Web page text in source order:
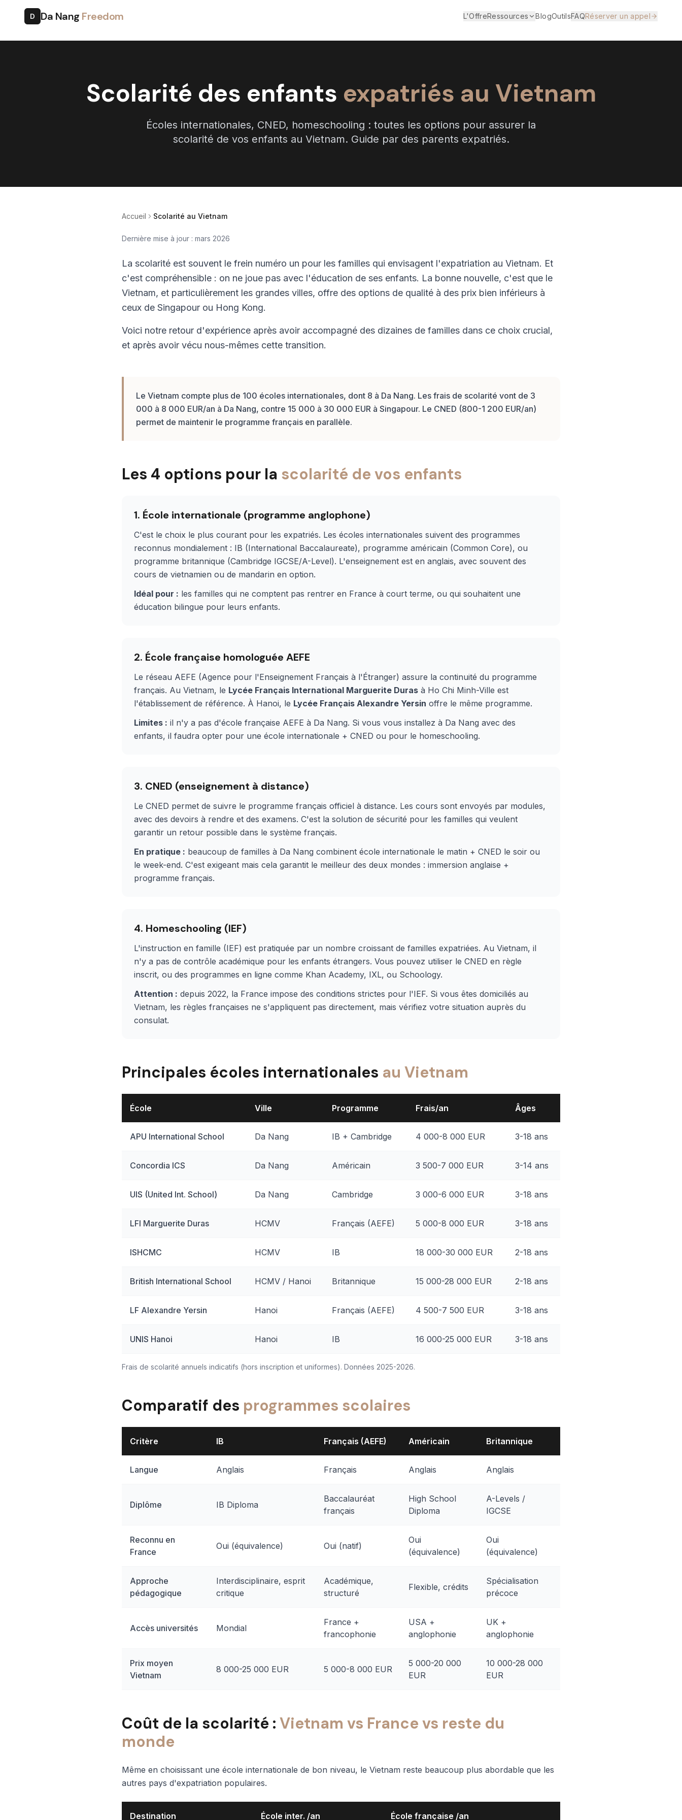
D Da Nang Freedom L'OffreRessources BlogOutilsFAQRéserver un appel
Scolarité des enfants expatriés au Vietnam
Écoles internationales, CNED, homeschooling : toutes les options pour assurer la
scolarité de vos enfants au Vietnam. Guide par des parents expatriés.
Accueil Scolarité au Vietnam
Dernière mise à jour : mars 2026
La scolarité est souvent le frein numéro un pour les familles qui envisagent l'expatriation au Vietnam. Et
c'est compréhensible : on ne joue pas avec l'éducation de ses enfants. La bonne nouvelle, c'est que le
Vietnam, et particulièrement les grandes villes, offre des options de qualité à des prix bien inférieurs à
ceux de Singapour ou Hong Kong.
Voici notre retour d'expérience après avoir accompagné des dizaines de familles dans ce choix crucial,
et après avoir vécu nous-mêmes cette transition.
Le Vietnam compte plus de 100 écoles internationales, dont 8 à Da Nang. Les frais de scolarité vont de 3
000 à 8 000 EUR/an à Da Nang, contre 15 000 à 30 000 EUR à Singapour. Le CNED (800-1 200 EUR/an)
permet de maintenir le programme français en parallèle.
Les 4 options pour la scolarité de vos enfants
1. École internationale (programme anglophone)
C'est le choix le plus courant pour les expatriés. Les écoles internationales suivent des programmes
reconnus mondialement : IB (International Baccalaureate), programme américain (Common Core), ou
programme britannique (Cambridge IGCSE/A-Level). L'enseignement est en anglais, avec souvent des
cours de vietnamien ou de mandarin en option.
Idéal pour : les familles qui ne comptent pas rentrer en France à court terme, ou qui souhaitent une
éducation bilingue pour leurs enfants.
2. École française homologuée AEFE
Le réseau AEFE (Agence pour l'Enseignement Français à l'Étranger) assure la continuité du programme
français. Au Vietnam, le Lycée Français International Marguerite Duras à Ho Chi Minh-Ville est
l'établissement de référence. À Hanoi, le Lycée Français Alexandre Yersin offre le même programme.
Limites : il n'y a pas d'école française AEFE à Da Nang. Si vous vous installez à Da Nang avec des
enfants, il faudra opter pour une école internationale + CNED ou pour le homeschooling.
3. CNED (enseignement à distance)
Le CNED permet de suivre le programme français officiel à distance. Les cours sont envoyés par modules,
avec des devoirs à rendre et des examens. C'est la solution de sécurité pour les familles qui veulent
garantir un retour possible dans le système français.
En pratique : beaucoup de familles à Da Nang combinent école internationale le matin + CNED le soir ou
le week-end. C'est exigeant mais cela garantit le meilleur des deux mondes : immersion anglaise +
programme français.
4. Homeschooling (IEF)
L'instruction en famille (IEF) est pratiquée par un nombre croissant de familles expatriées. Au Vietnam, il
n'y a pas de contrôle académique pour les enfants étrangers. Vous pouvez utiliser le CNED en règle
inscrit, ou des programmes en ligne comme Khan Academy, IXL, ou Schoology.
Attention : depuis 2022, la France impose des conditions strictes pour l'IEF. Si vous êtes domiciliés au
Vietnam, les règles françaises ne s'appliquent pas directement, mais vérifiez votre situation auprès du
consulat.
Principales écoles internationales au Vietnam
École Ville Programme Frais/an Âges
APU International School Da Nang IB + Cambridge 4 000-8 000 EUR 3-18 ans
Concordia ICS Da Nang Américain 3 500-7 000 EUR 3-14 ans
UIS (United Int. School) Da Nang Cambridge 3 000-6 000 EUR 3-18 ans
LFI Marguerite Duras HCMV Français (AEFE) 5 000-8 000 EUR 3-18 ans
ISHCMC HCMV IB 18 000-30 000 EUR 2-18 ans
British International School HCMV / Hanoi Britannique 15 000-28 000 EUR 2-18 ans
LF Alexandre Yersin Hanoi Français (AEFE) 4 500-7 500 EUR 3-18 ans
UNIS Hanoi Hanoi IB 16 000-25 000 EUR 3-18 ans
Frais de scolarité annuels indicatifs (hors inscription et uniformes). Données 2025-2026.
Comparatif des programmes scolaires
Critère IB Français (AEFE) Américain Britannique
Langue Anglais Français Anglais Anglais
Diplôme IB Diploma
Baccalauréat
français
High School
Diploma
A-Levels /
IGCSE
Reconnu en
France
Oui (équivalence) Oui (natif)
Oui
(équivalence)
Oui
(équivalence)
Approche
pédagogique
Interdisciplinaire, esprit
critique
Académique,
structuré
Flexible, crédits
Spécialisation
précoce
Accès universités Mondial
France +
francophonie
USA +
anglophonie
UK +
anglophonie
Prix moyen
Vietnam
8 000-25 000 EUR 5 000-8 000 EUR
5 000-20 000
EUR
10 000-28 000
EUR
Coût de la scolarité : Vietnam vs France vs reste du
monde
Même en choisissant une école internationale de bon niveau, le Vietnam reste beaucoup plus abordable que les
autres pays d'expatriation populaires.
Destination École inter. /an École française /an